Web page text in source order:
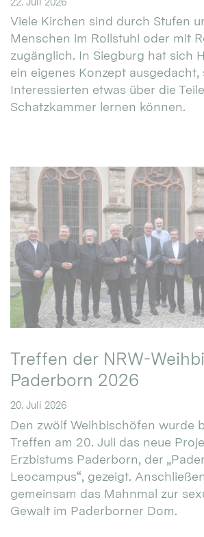
Viele Kirchen sind durch Stufen
Menschen im Rollstuhl oder mit
zugänglich. In Siegburg hat sich
ein eigenes Konzept ausgedacht,
Interessierten etwas über die
Schatzkammer lernen können.
Treffen der NRW-
Paderborn 2026
20. Juli 2026
Den zwölf Weihbischöfen wurde
Treffen am 20. Juli das neue
Erzbistums Paderborn, der
Leocampus“, gezeigt.
gemeinsam das Mahnmal zur
Gewalt im Paderborner Dom.